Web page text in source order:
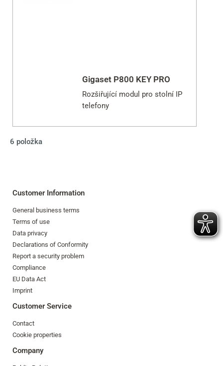
Gigaset P800 KEY PRO
Rozšiřující modul pro stolní IP
telefony
6 položka
Customer Information
General business terms
Terms of use
Data privacy
Declarations of Conformity
Report a security problem
Compliance
EU Data Act
Imprint
Customer Service
Contact
Cookie properties
Company